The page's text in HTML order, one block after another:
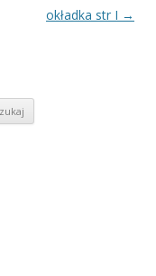
okładka str I →